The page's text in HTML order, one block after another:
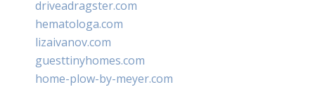
driveadragster.com
hematologa.com
lizaivanov.com
guesttinyhomes.com
home-plow-by-meyer.com